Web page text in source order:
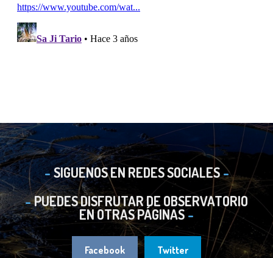
SIGUENOS EN REDES SOCIALES
PUEDES DISFRUTAR DE OBSERVATORIO
EN OTRAS PÁGINAS
Facebook Twitter